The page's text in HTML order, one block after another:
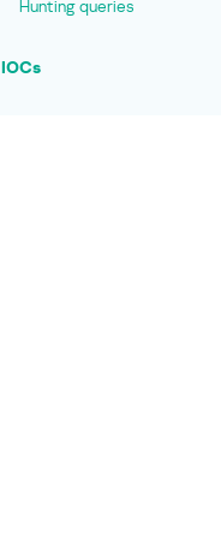
Hunting queries
IOCs